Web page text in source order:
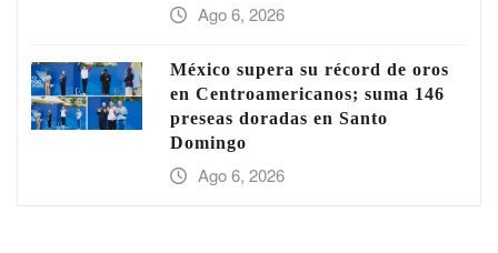
Ago 6, 2026
México supera su récord de oros
en Centroamericanos; suma 146
preseas doradas en Santo
Domingo
Ago 6, 2026